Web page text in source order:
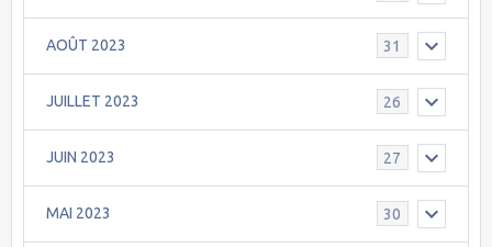
AOÛT 2023 31
JUILLET 2023 26
JUIN 2023 27
MAI 2023 30